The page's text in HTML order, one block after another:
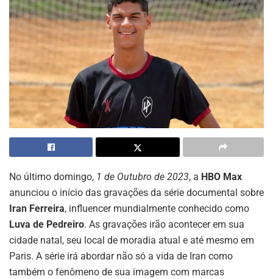
No último domingo, 1 de Outubro de 2023, a HBO Max
anunciou o início das gravações da série documental sobre
Iran Ferreira, influencer mundialmente conhecido como
Luva de Pedreiro. As gravações irão acontecer em sua
cidade natal, seu local de moradia atual e até mesmo em
Paris. A série irá abordar não só a vida de Iran como
também o fenômeno de sua imagem com marcas